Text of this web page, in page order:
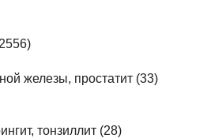
железы, простатит (33)
тонзиллит (28)